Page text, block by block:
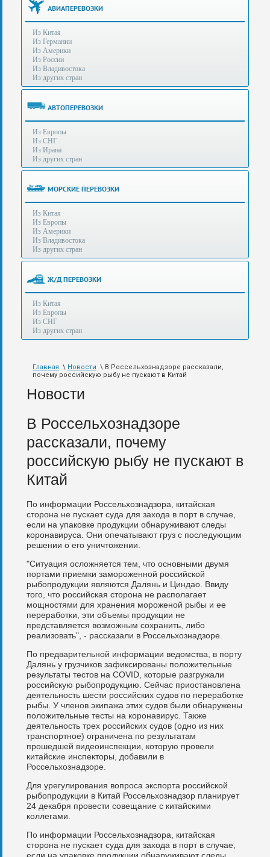
(495)
788-
Бесплатные
консультации
(Без
выходных
8:00
до
21:30)
Таможенное
оформление
грузов
аэропортах
Москвы
Шереметьево,
Внуково,
также
авиа,
железной
дороге.
96-62
+7 (925) 104-
15-94
e-mail:info@s-standard.ru
АВИАПЕРЕВОЗКИ
Из Китая
Из Германии
Из Америки
Из России
Из Владивостока
Из других стран
АВТОПЕРЕВОЗКИ
Из Европы
Из СНГ
Из Ирана
Из других стран
МОРСКИЕ ПЕРЕВОЗКИ
Из Китая
Из Европы
Из Америки
Из Владивостока
Из других стран
Ж/Д ПЕРЕВОЗКИ
Из Китая
Из Европы
Из СНГ
Из других стран
Главная \ Новости \ В Россельхознадзоре рассказали,
почему российскую рыбу не пускают в Китай
Новости
В Россельхознадзоре
рассказали, почему
российскую рыбу не пускают в
Китай
По информации Россельхознадзора, китайская
сторона не пускает суда для захода в порт в случае,
если на упаковке продукции обнаруживают следы
коронавируса. Они опечатывают груз с последующим
решении о его уничтожении.
"Ситуация осложняется тем, что основными двумя
портами приемки замороженной российской
рыбопродукции являются Далянь и Циндао. Ввиду
того, что российская сторона не располагает
мощностями для хранения мороженой рыбы и ее
переработки, эти объемы продукции не
представляется возможным сохранить, либо
реализовать", - рассказали в Россельхознадзоре.
По предварительной информации ведомства, в порту
Далянь у грузчиков зафиксированы положительные
результаты тестов на СOVID, которые разгружали
российскую рыбопродукцию. Сейчас приостановлена
деятельность шести российских судов по переработке
рыбы. У членов экипажа этих судов были обнаружены
положительные тесты на коронавирус. Также
деятельность трех российских судов (одно из них
транспортное) ограничена по результатам
прошедшей видеоинспекции, которую провели
китайские инспекторы, добавили в
Россельхознадзоре.
Для урегулирования вопроса экспорта российской
рыбопродукции в Китай Россельхознадзор планирует
24 декабря провести совещание с китайскими
коллегами.
По информации Россельхознадзора, китайская
сторона не пускает суда для захода в порт в случае,
если на упаковке продукции обнаруживают следы